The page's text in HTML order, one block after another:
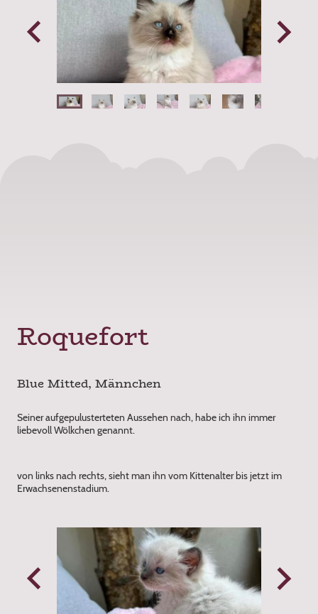
Roquefort
Blue Mitted, Männchen
Seiner aufgepulusterteten Aussehen nach, habe ich ihn immer
liebevoll Wölkchen genannt.
von links nach rechts, sieht man ihn vom Kittenalter bis jetzt im
Erwachsenenstadium.